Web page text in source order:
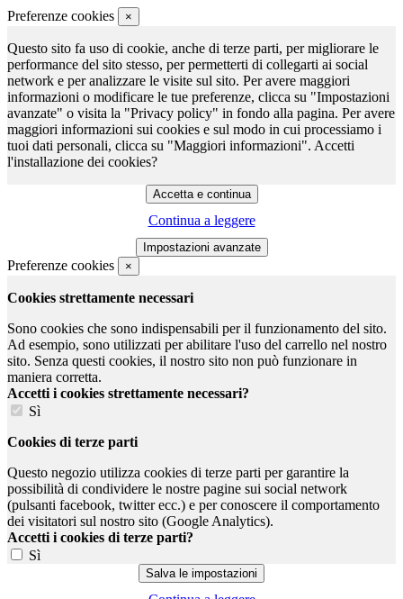
Preferenze cookies ×
Questo sito fa uso di cookie, anche di terze parti, per migliorare le
performance del sito stesso, per permetterti di collegarti ai social
network e per analizzare le visite sul sito. Per avere maggiori
informazioni o modificare le tue preferenze, clicca su "Impostazioni
avanzate" o visita la "Privacy policy" in fondo alla pagina. Per avere
maggiori informazioni sui cookies e sul modo in cui processiamo i
tuoi dati personali, clicca su "Maggiori informazioni". Accetti
l'installazione dei cookies?
Continua a leggere
Preferenze cookies ×
Cookies strettamente necessari
Sono cookies che sono indispensabili per il funzionamento del sito.
Ad esempio, sono utilizzati per abilitare l'uso del carrello nel nostro
sito. Senza questi cookies, il nostro sito non può funzionare in
maniera corretta.
Accetti i cookies strettamente necessari?
Sì
Cookies di terze parti
Questo negozio utilizza cookies di terze parti per garantire la
possibilità di condividere le nostre pagine sui social network
(pulsanti facebook, twitter ecc.) e per conoscere il comportamento
dei visitatori sul nostro sito (Google Analytics).
Accetti i cookies di terze parti?
Sì